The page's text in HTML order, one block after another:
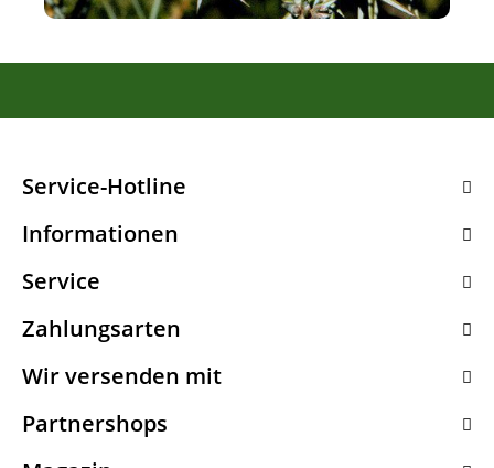
Service-Hotline
Informationen
Service
Zahlungsarten
Wir versenden mit
Partnershops